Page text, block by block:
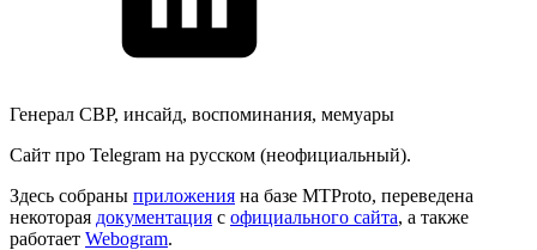
Генерал СВР, инсайд, воспоминания, мемуары
Сайт про Telegram на русском (неофициальный).
Здесь собраны приложения на базе MTProto, переведена
некоторая документация с официального сайта, а также
работает Webogram.